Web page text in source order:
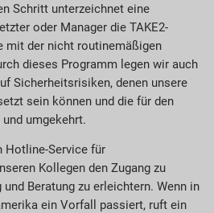
Schritt unterzeichnet eine
oder Manager die TAKE2-
mit der nicht routinemäßigen
dieses Programm legen wir auch
Sicherheitsrisiken, denen unsere
sein können und die für den
umgekehrt.
Hotline-Service für
Kollegen den Zugang zu
Beratung zu erleichtern. Wenn in
ein Vorfall passiert, ruft ein